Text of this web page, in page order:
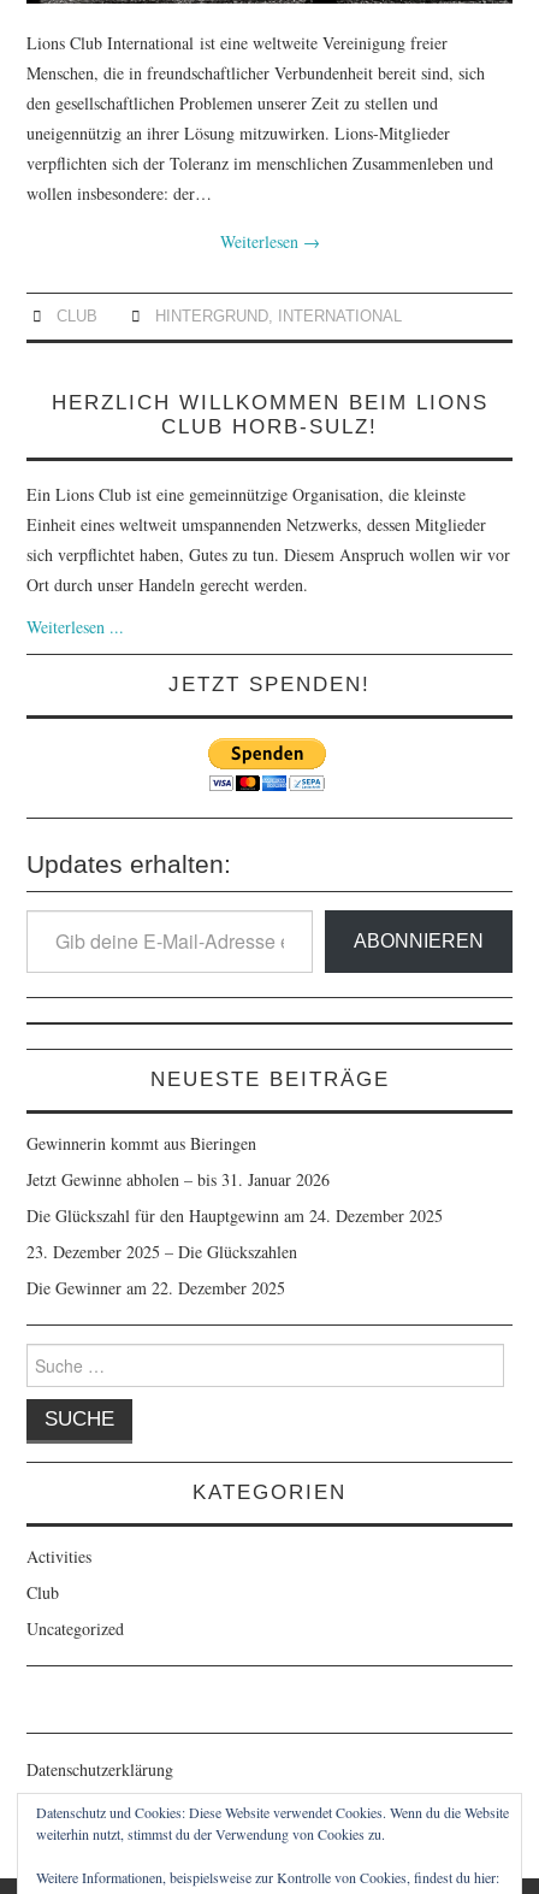
Lions Club International ist eine weltweite Vereinigung freier
Menschen, die in freundschaftlicher Verbundenheit bereit sind, sich
den gesellschaftlichen Problemen unserer Zeit zu stellen und
uneigennützig an ihrer Lösung mitzuwirken. Lions-Mitglieder
verpflichten sich der Toleranz im menschlichen Zusammenleben und
wollen insbesondere: der…
Weiterlesen →
CLUB HINTERGRUND, INTERNATIONAL
HERZLICH WILLKOMMEN BEIM LIONS
CLUB HORB-SULZ!
Ein Lions Club ist eine gemeinnützige Organisation, die kleinste
Einheit eines weltweit umspannenden Netzwerks, dessen Mitglieder
sich verpflichtet haben, Gutes zu tun. Diesem Anspruch wollen wir vor
Ort durch unser Handeln gerecht werden.
Weiterlesen ...
JETZT SPENDEN!
Updates erhalten:
deine
E-
Mail-
Adresse
ABONNIEREN
NEUESTE BEITRÄGE
Gewinnerin kommt aus Bieringen
Jetzt Gewinne abholen – bis 31. Januar 2026
Die Glückszahl für den Hauptgewinn am 24. Dezember 2025
23. Dezember 2025 – Die Glückszahlen
Die Gewinner am 22. Dezember 2025
Suche
nach:
KATEGORIEN
Activities
Club
Uncategorized
Datenschutzerklärung
Kontakt/ Impressum
Datenschutz und Cookies: Diese Website verwendet Cookies. Wenn du die Website
weiterhin nutzt, stimmst du der Verwendung von Cookies zu.
Weitere Informationen, beispielsweise zur Kontrolle von Cookies, findest du hier: